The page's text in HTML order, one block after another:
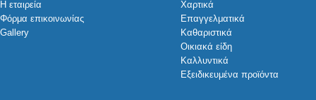
Η εταιρεία
Φόρμα επικοινωνίας
Gallery
Χαρτικά
Επαγγελματικά
Καθαριστικά
Οικιακά είδη
Καλλυντικά
Εξειδικευμένα προϊόντα